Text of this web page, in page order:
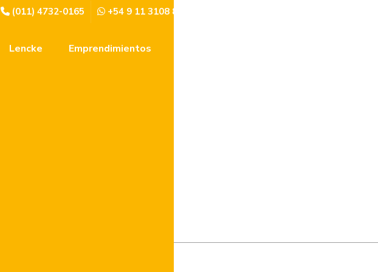
(011) 4732-0165 +54 9 11 3108 8477
Lencke Emprendimientos